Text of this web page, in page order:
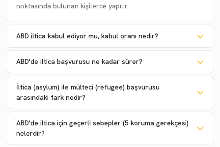
noktasında bulunan kişilerce yapılır.
ABD iltica kabul ediyor mu, kabul oranı nedir?
ABD'de iltica başvurusu ne kadar sürer?
İltica (asylum) ile mülteci (refugee) başvurusu
arasındaki fark nedir?
ABD'de iltica için geçerli sebepler (5 koruma gerekçesi)
nelerdir?